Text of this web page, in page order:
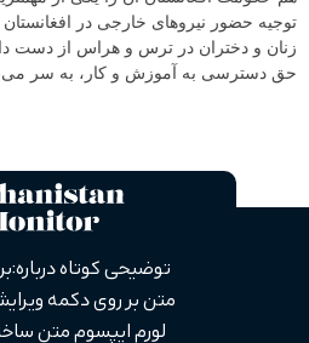
توجیه حضور نیروهای خارجی در افغانستان
زنان و دختران در ترس و هراس از دست
حق دسترسی به آموزش و کار، به سر
توضیحی کوتاه درباره:
متن بر روی دکمه
لورم ایپسوم متن